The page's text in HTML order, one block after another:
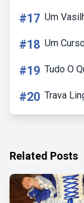
#17 Um
#18 Um
#19 Tudo O
#20 Trava
Related Posts